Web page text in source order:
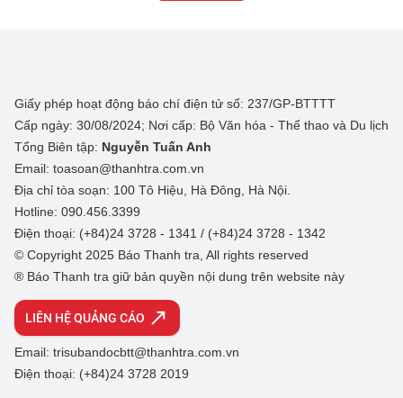
Giấy phép hoạt động báo chí điện tử số: 237/GP-BTTTT
Cấp ngày: 30/08/2024; Nơi cấp: Bộ Văn hóa - Thể thao và Du lịch
Tổng Biên tập: Nguyễn Tuấn Anh
Email: toasoan@thanhtra.com.vn
Địa chỉ tòa soạn: 100 Tô Hiệu, Hà Đông, Hà Nội.
Hotline: 090.456.3399
Điện thoại: (+84)24 3728 - 1341 / (+84)24 3728 - 1342
© Copyright 2025 Báo Thanh tra, All rights reserved
® Báo Thanh tra giữ bản quyền nội dung trên website này
LIÊN HỆ QUẢNG CÁO
Email: trisubandocbtt@thanhtra.com.vn
Điện thoại: (+84)24 3728 2019